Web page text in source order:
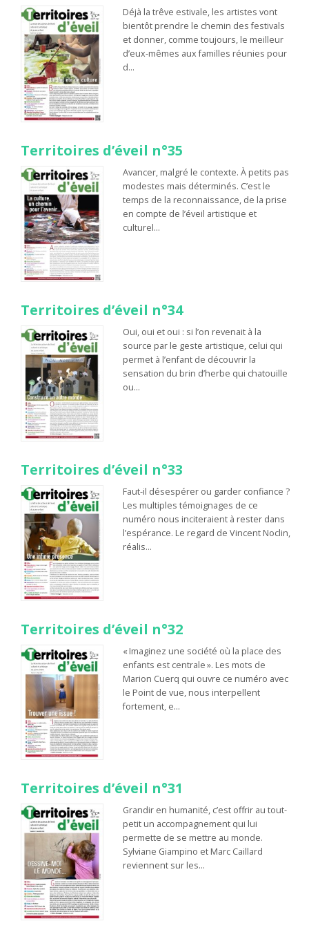
Déjà la trêve estivale, les artistes vont
bientôt prendre le chemin des festivals
et donner, comme toujours, le meilleur
d’eux-mêmes aux familles réunies pour
d…
Territoires d’éveil n°35
Avancer, malgré le contexte. À petits pas
modestes mais déterminés. C’est le
temps de la reconnaissance, de la prise
en compte de l’éveil artistique et
culturel…
Territoires d’éveil n°34
Oui, oui et oui : si l’on revenait à la
source par le geste artistique, celui qui
permet à l’enfant de découvrir la
sensation du brin d’herbe qui chatouille
ou…
Territoires d’éveil n°33
Faut-il désespérer ou garder confiance ?
Les multiples témoignages de ce
numéro nous inciteraient à rester dans
l’espérance. Le regard de Vincent Noclin,
réalis…
Territoires d’éveil n°32
« Imaginez une société où la place des
enfants est centrale ». Les mots de
Marion Cuerq qui ouvre ce numéro avec
le Point de vue, nous interpellent
fortement, e…
Territoires d’éveil n°31
Grandir en humanité, c’est offrir au tout-
petit un accompagnement qui lui
permette de se mettre au monde.
Sylviane Giampino et Marc Caillard
reviennent sur les…